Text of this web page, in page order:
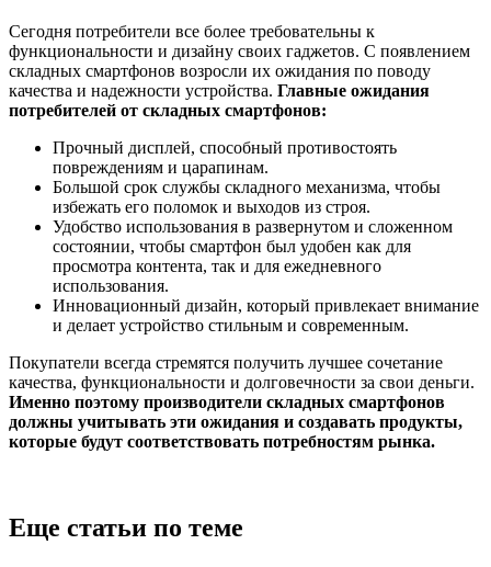
Сегодня потребители все более требовательны к
функциональности и дизайну своих гаджетов. С появлением
складных смартфонов возросли их ожидания по поводу
качества и надежности устройства. Главные ожидания
потребителей от складных смартфонов:
Прочный дисплей, способный противостоять
повреждениям и царапинам.
Большой срок службы складного механизма, чтобы
избежать его поломок и выходов из строя.
Удобство использования в развернутом и сложенном
состоянии, чтобы смартфон был удобен как для
просмотра контента, так и для ежедневного
использования.
Инновационный дизайн, который привлекает внимание
и делает устройство стильным и современным.
Покупатели всегда стремятся получить лучшее сочетание
качества, функциональности и долговечности за свои деньги.
Именно поэтому производители складных смартфонов
должны учитывать эти ожидания и создавать продукты,
которые будут соответствовать потребностям рынка.
Еще статьи по теме